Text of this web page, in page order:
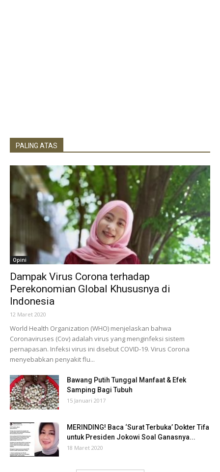
PALING ATAS
Opini
Dampak Virus Corona terhadap
Perekonomian Global Khususnya di
Indonesia
12 Maret 2020
World Health Organization (WHO) menjelaskan bahwa
Coronaviruses (Cov) adalah virus yang menginfeksi sistem
pernapasan. Infeksi virus ini disebut COVID-19. Virus Corona
menyebabkan penyakit flu...
Bawang Putih Tunggal Manfaat & Efek
Samping Bagi Tubuh
15 Januari 2017
MERINDING! Baca ‘Surat Terbuka’ Dokter Tifa
untuk Presiden Jokowi Soal Ganasnya...
18 Maret 2020